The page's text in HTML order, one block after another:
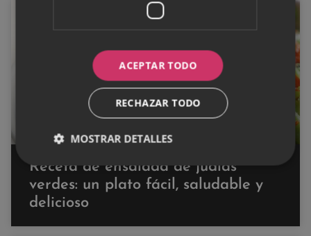
Receta de ensalada de judías
verdes: un plato fácil, saludable y
delicioso
ACEPTAR TODO
RECHAZAR TODO
MOSTRAR DETALLES